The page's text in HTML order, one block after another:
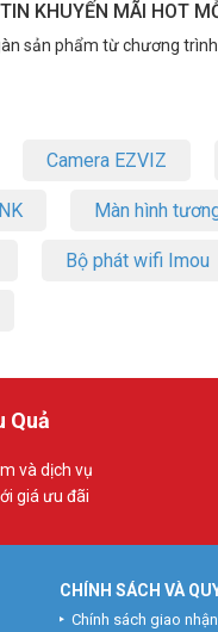
KHUYẾN MÃI HOT
sản phẩm từ chương
Camera EZVIZ
Màn hình
Bộ phát wifi Imou
Quả
và dịch vụ
giá ưu đãi
CHÍNH SÁCH VÀ
Chính sách giao nhận